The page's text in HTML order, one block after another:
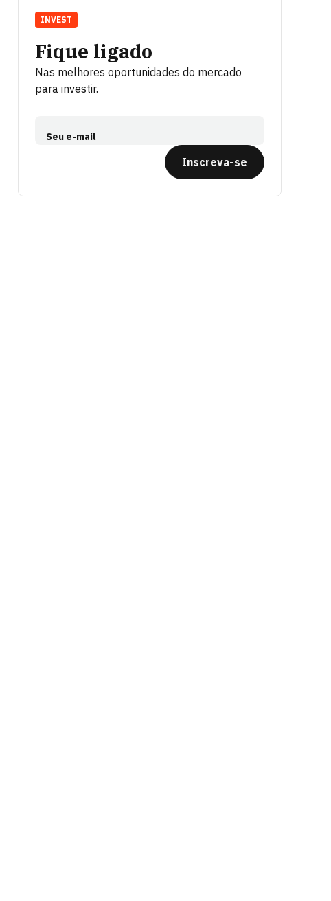
Fique ligado
Nas melhores oportunidades do mercado
para investir.
Seu e-mail
Inscreva-se
INVEST